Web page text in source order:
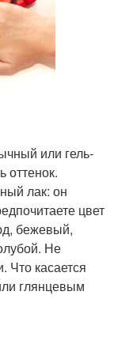
или гель-
оттенок.
лак: он
цвет
бежевый,
Не
Что касается
глянцевым